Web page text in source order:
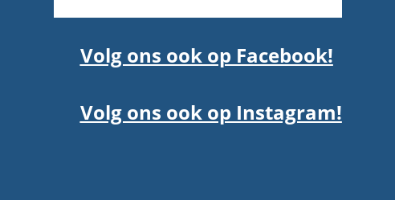
Volg ons ook op Facebook!
Volg ons ook op Instagram!